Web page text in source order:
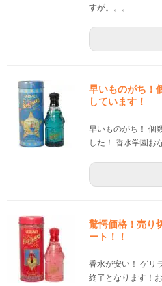
すが。。。 ...
早いものがち！
しています！
早いものがち！
した！ 香水学園お
驚愕価格！売り
ート！！
香水が安い！ ゲリ
終了となります！